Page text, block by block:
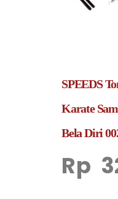
SPEEDS
Karate
Bela Diri
Rp